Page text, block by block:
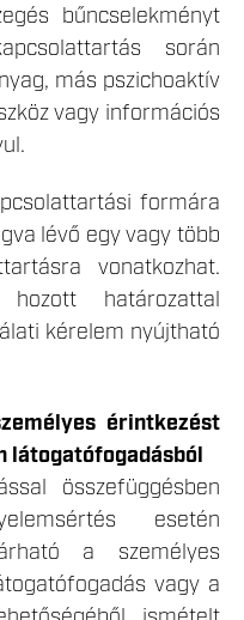
bűncselekményt
során
más pszichoaktív
vagy információs
formára
lévő egy vagy több
vonatkozhat.
hozott határozattal
kérelem nyújtható
érintkezést
látogatófogadásból
összefüggésben
esetén
a személyes
vagy a